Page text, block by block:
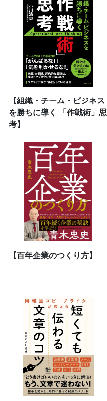
【組織・チーム・ビジネス
を勝ちに導く 「作戦術」思
考】
【百年企業のつくり方】